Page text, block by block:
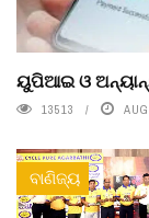
ୟୁପିଆଇ ଓ
13513
ବାଣିଜ୍ୟ